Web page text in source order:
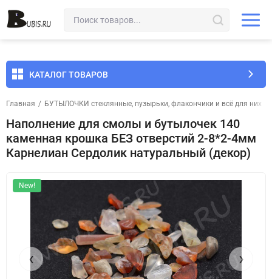
КАТАЛОГ ТОВАРОВ
Главная / БУТЫЛОЧКИ стеклянные, пузырьки, флакончики и всё для них
Наполнение для смолы и бутылочек 140
каменная крошка БЕЗ отверстий 2-8*2-4мм
Карнелиан Сердолик натуральный (декор)
New!
‹ ›